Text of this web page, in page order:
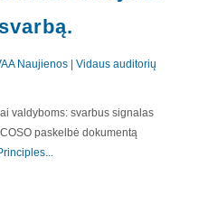
Naujienos
Vidaus auditorių
valdyboms: svarbus signalas
paskelbė dokumentą